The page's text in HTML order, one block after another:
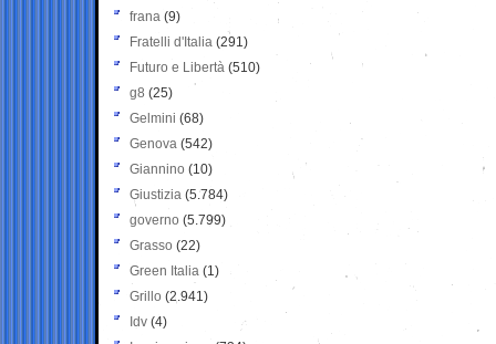
frana (9)
Fratelli d'Italia (291)
Futuro e Libertà (510)
g8 (25)
Gelmini (68)
Genova (542)
Giannino (10)
Giustizia (5.784)
governo (5.799)
Grasso (22)
Green Italia (1)
Grillo (2.941)
Idv (4)